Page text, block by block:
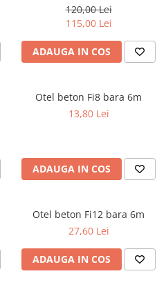
120,00 Lei
115,00 Lei
ADAUGA IN COS
Otel beton Fi8 bara 6m
13,80 Lei
ADAUGA IN COS
Otel beton Fi12 bara 6m
27,60 Lei
ADAUGA IN COS